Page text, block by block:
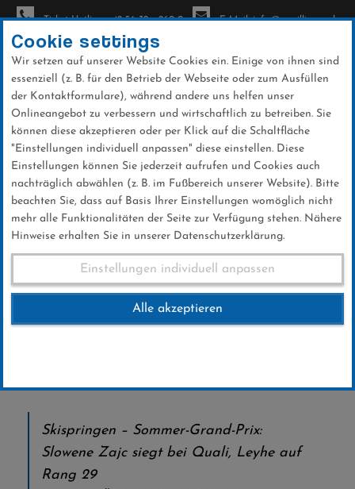
Direkt
zum
Inhalt
Ticket-Hotline: +49 56 32 - 960-0 E-Mail: info@sc-willingen.de
News
Club-News 19.07.2019
19 .Juli 2019
Skispringen – Sommer-Grand-Prix:
Slowene Zajc siegt bei Quali, Leyhe auf
Rang 29
Cookie settings
Wir setzen auf unserer Website Cookies ein. Einige von ihnen sind
essenziell (z. B. für den Betrieb der Webseite oder zum Ausfüllen
der Kontaktformulare), während andere uns helfen unser
Onlineangebot zu verbessern und wirtschaftlich zu betreiben. Sie
können diese akzeptieren oder per Klick auf die Schaltfläche
"Einstellungen individuell anpassen" diese einstellen. Diese
Einstellungen können Sie jederzeit aufrufen und Cookies auch
nachträglich abwählen (z. B. im Fußbereich unserer Website). Bitte
beachten Sie, dass auf Basis Ihrer Einstellungen womöglich nicht
mehr alle Funktionalitäten der Seite zur Verfügung stehen. Nähere
Hinweise erhalten Sie in unserer Datenschutzerklärung.
Einstellungen individuell anpassen
Alle akzeptieren